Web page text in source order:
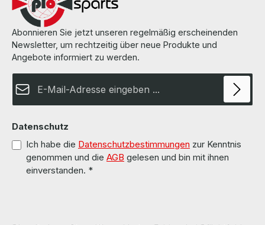
Abonnieren Sie jetzt unseren regelmäßig erscheinenden
Newsletter, um rechtzeitig über neue Produkte und
Angebote informiert zu werden.
Datenschutz
Ich habe die Datenschutzbestimmungen zur Kenntnis
genommen und die AGB gelesen und bin mit ihnen
einverstanden. *